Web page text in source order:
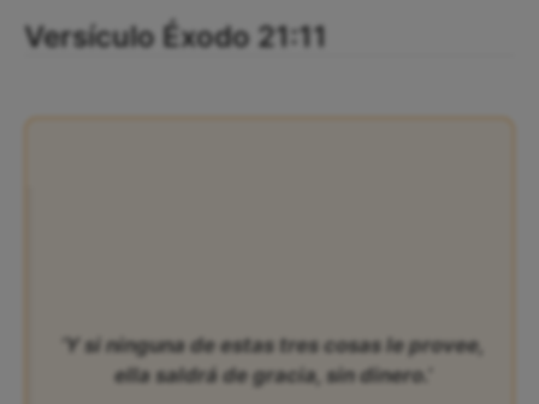
Versículo Éxodo 21:11
‘Y si ninguna de estas tres cosas le provee,
ella saldrá de gracia, sin dinero.’